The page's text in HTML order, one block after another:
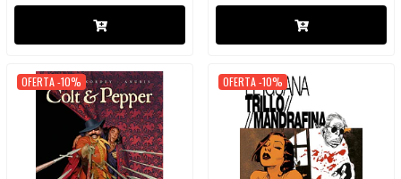
OFERTA -10% OFERTA -10%